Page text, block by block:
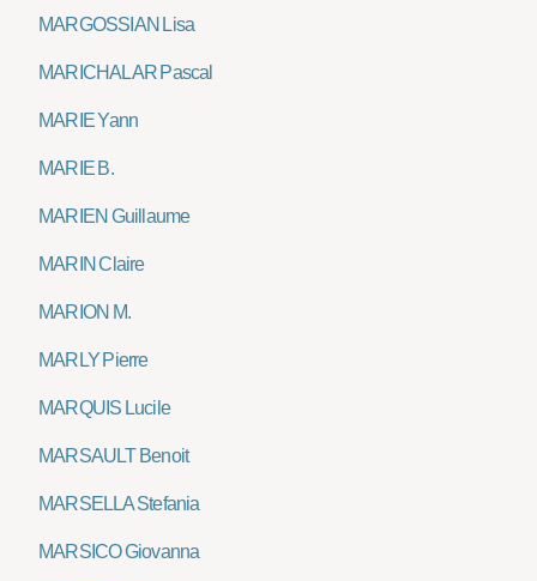
MARGOSSIAN Lisa
MARICHALAR Pascal
MARIE Yann
MARIE B.
MARIEN Guillaume
MARIN Claire
MARION M.
MARLY Pierre
MARQUIS Lucile
MARSAULT Benoit
MARSELLA Stefania
MARSICO Giovanna